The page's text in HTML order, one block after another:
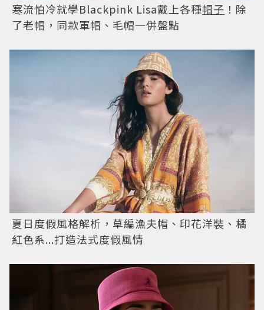
寒流怕冷就學Blackpink Lisa戴上各種帽子 ！除
了老帽，同款軍帽、毛帽一併盤點
夏日度假風格解析，草編漁夫帽、印花洋裝、橘
紅色系...打造法式度假風情